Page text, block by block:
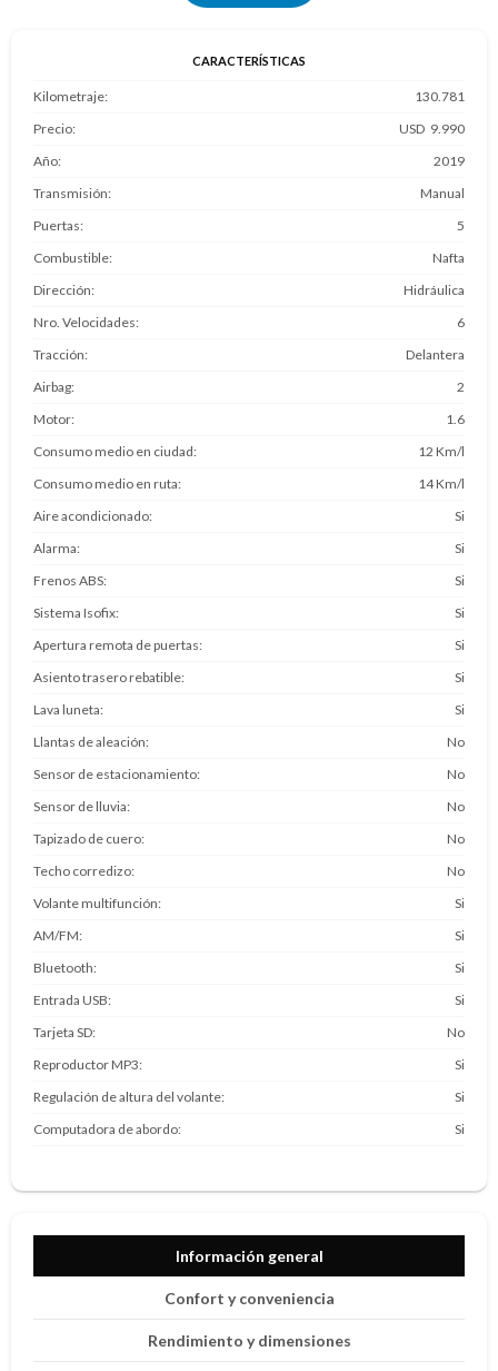
CARACTERÍSTICAS
Kilometraje
130.781
Precio
9.990
Año
2019
Transmisión
Manual
Puertas
5
Combustible
Nafta
Dirección
Hidráulica
Nro. Velocidades
6
Tracción
Delantera
Airbag
2
Motor
1.6
Consumo medio en ciudad
12 Km/l
Consumo medio en ruta
14 Km/l
Aire acondicionado
Si
Alarma
Si
Frenos ABS
Si
Sistema Isofix
Si
Apertura remota de puertas
Si
Asiento trasero rebatible
Si
Lava luneta
Si
Llantas de aleación
No
Sensor de estacionamiento
No
Sensor de lluvia
No
Tapizado de cuero
No
Techo corredizo
No
Volante multifunción
Si
AM/FM
Si
Bluetooth
Si
Entrada USB
Si
Tarjeta SD
No
Reproductor MP3
Si
Regulación de altura del volante
Si
Computadora de abordo
Si
Información general
Confort y conveniencia
Rendimiento y dimensiones